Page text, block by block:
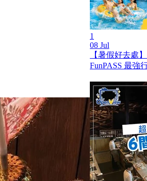
1
08 Jul
【暑假好去處
FunPASS 最強